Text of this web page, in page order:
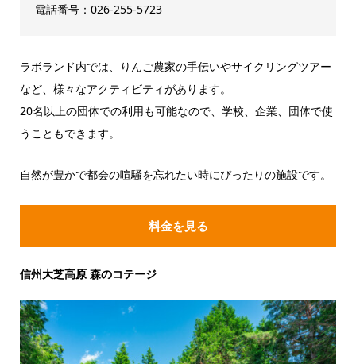
電話番号：026-255-5723
ラボランド内では、りんご農家の手伝いやサイクリングツアー
など、様々なアクティビティがあります。
20名以上の団体での利用も可能なので、学校、企業、団体で使
うこともできます。
自然が豊かで都会の喧騒を忘れたい時にぴったりの施設です。
料金を見る
信州大芝高原 森のコテージ